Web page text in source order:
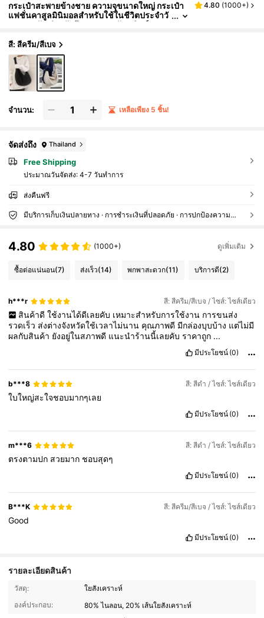
กระเป๋าสะพายข้างชาย ความจุขนาดใหญ่ กระเป๋า
แฟชั่นคาสูลมินิมอลสำหรับใช้ในชีวิตประจำวั
น ของขวัญสำหรับผู้ชาย ของขวัญคริสต์มาสส
สิค กระเป๋าสะพายหลัง กระเป๋าสำหรับเดินทางสิ่งจำ
เป็นสำหรับวันหยุด กระเป๋าสำหรับแคมปิง กระเป๋าส
ะพายข้างสำหรับผู้ชายซัมเมอร์ กระเป๋ากลับโรงเรีย
น
4.80 (1000+)
สี: สีครีม/สีเบจ
จำนวน: เหลือเพียง 5 ชิ้น!
จัดส่งถึง Thailand
Free Shipping
ประมาณวันจัดส่ง: 4-7 วันทำการ
ส่งคืนฟรี
มีบริการเก็บเงินปลายทาง · การชำระเงินที่ปลอดภัย · การปกป้องความเป็นส่วนตัว
4.80 (1000+) ดูเพิ่มเติม
ซื้อต่อแน่นอน(7) ส่งเร็ว(14) พกพาสะดวก(11) บริการดี(2)
h***r สี: สีครีม/สีเบจ / ไซส์: ไซส์เดียว
สินค้าดี ใช้งานได้ดีเลยคับ เหมาะสำหรับการใช้งาน การขนส่ง
รวดเร็ว ส่งต่างจังหวัดใช้เวลาไม่นาน คุณภาพดีมีกล่องบุบบ้าง แต่ไม่มี
ผลกับสินค้า ยังอยู่ในสภาพดี แนะนำร้านนี้เลยคับราคาถูก ...
มีประโยชน์ (0)
b***8 สี: สีดำ / ไซส์: ไซส์เดียว
ใบใหญ่สะใจชอบมากๆเลย
มีประโยชน์ (0)
m***6 สี: สีดำ / ไซส์: ไซส์เดียว
ตรงตามปก สวยมาก ชอบสุดๆ
มีประโยชน์ (0)
B***K สี: สีครีม/สีเบจ / ไซส์: ไซส์เดียว
Good
มีประโยชน์ (0)
รายละเอียดสินค้า
วัสดุ:
ใยสังเคราะห์
องค์ประกอบ:
80% ไนลอน, 20% เส้นใยสังเคราะห์
893 ผู้ติดตาม